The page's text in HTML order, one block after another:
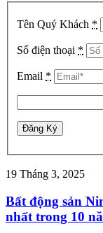
Tên Quý Khách *
Số điện thoại *
Email *
19 Tháng 3, 2025
Bất động sản
nhất trong 10